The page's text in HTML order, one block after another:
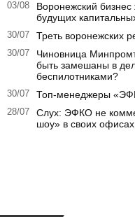
03/08
Воронежский
будущих
30/07 Треть воронежских
30/07
Чиновница
быть замешаны в
беспилотниками?
30/07 Топ-менеджеры
28/07
Слух: ЭФКО не
шоу» в своих